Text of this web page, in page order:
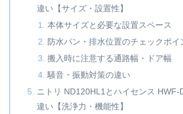
違い【サイズ・設置性】
本体サイズと必要な設置スペース
防水パン・排水位置のチェックポイ
搬入時に注意する通路幅・ドア幅
騒音・振動対策の違い
ニトリ ND120HL1とハイセンス HWF-
違い【洗浄力・機能性】